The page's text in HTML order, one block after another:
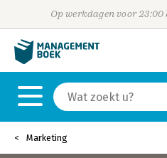
Op werkdagen voor
Marketing